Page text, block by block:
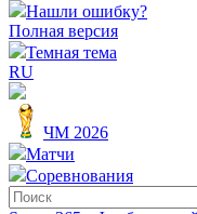
Нашли ошибку?
Полная версия
Темная тема
RU
ЧМ 2026
Матчи
Соревнования